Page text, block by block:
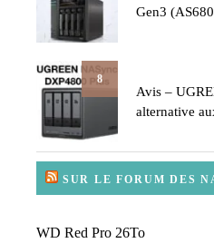
Gen3
8
Avis –
alternative
SUR LE FORUM DES
WD Red Pro 26To